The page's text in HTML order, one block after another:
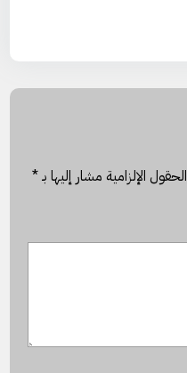
الحقول الإلزامية مشار إليها بـ*